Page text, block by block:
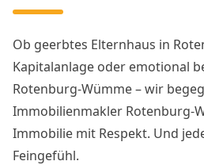
Ob geerbtes Elternhaus in
Kapitalanlage oder emotional
Rotenburg-Wümme – wir
Immobilienmakler Rotenburg-
Immobilie mit Respekt. Und
Feingefühl.